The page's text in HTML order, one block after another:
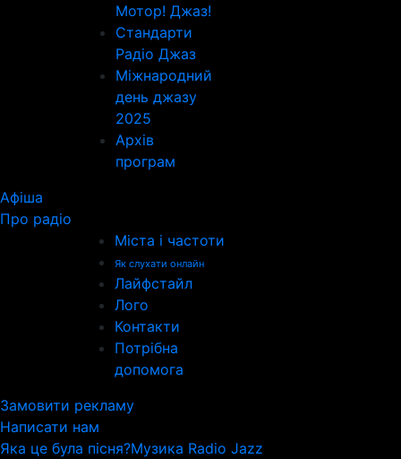
Мотор! Джаз!
Стандарти
Радіо Джаз
Міжнародний
день джазу
2025
Архів
програм
Афіша
Про радіо
Міста і частоти
Як слухати онлайн
Лайфстайл
Лого
Контакти
Потрібна
допомога
Замовити рекламу
Написати нам
Яка це була пісня?Музика Radio Jazz